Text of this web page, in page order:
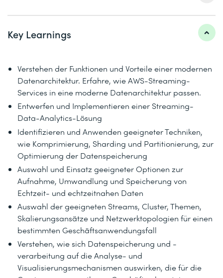
Key Learnings
Verstehen der Funktionen und Vorteile einer modernen
Datenarchitektur. Erfahre, wie AWS-Streaming-
Services in eine moderne Datenarchitektur passen.
Entwerfen und Implementieren einer Streaming-
Data-Analytics-Lösung
Identifizieren und Anwenden geeigneter Techniken,
wie Komprimierung, Sharding und Partitionierung, zur
Optimierung der Datenspeicherung
Auswahl und Einsatz geeigneter Optionen zur
Aufnahme, Umwandlung und Speicherung von
Echtzeit- und echtzeitnahen Daten
Auswahl der geeigneten Streams, Cluster, Themen,
Skalierungsansätze und Netzwerktopologien für einen
bestimmten Geschäftsanwendungsfall
Verstehen, wie sich Datenspeicherung und -
verarbeitung auf die Analyse- und
Visualisierungsmechanismen auswirken, die für die